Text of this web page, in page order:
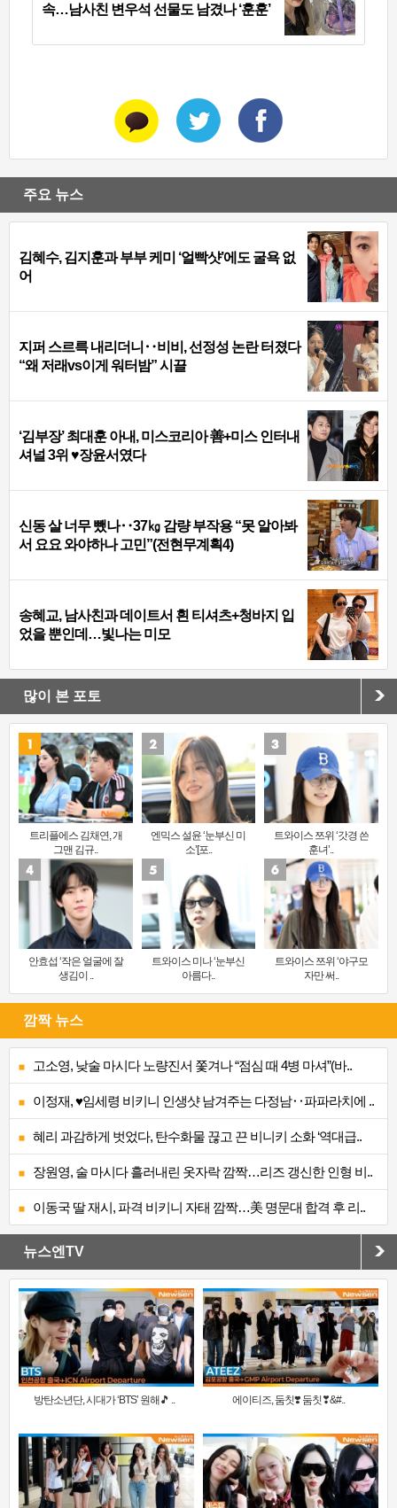
속…남사친 변우석 선물도 남겼나 ‘훈훈’
주요 뉴스
김혜수, 김지훈과 부부 케미 ‘얼빡샷’에도 굴욕 없
어
지퍼 스르륵 내리더니‥비비, 선정성 논란 터졌다
“왜 저래vs이게 워터밤” 시끌
‘김부장’ 최대훈 아내, 미스코리아 善+미스 인터내
셔널 3위 ♥장윤서였다
신동 살 너무 뺐나‥37㎏ 감량 부작용 “못 알아봐
서 요요 와야하나 고민”(전현무계획4)
송혜교, 남사친과 데이트서 흰 티셔츠+청바지 입
었을 뿐인데…빛나는 미모
많이 본 포토
트리플에스 김채연, 개
그맨 김규..
엔믹스 설윤 ‘눈부신 미
소’[포..
트와이스 쯔위 ‘갓경 쓴
훈녀’..
안효섭 ‘작은 얼굴에 잘
생김이 ..
트와이스 미나 ‘눈부신
아름다..
트와이스 쯔위 ‘야구모
자만 써..
깜짝 뉴스
고소영, 낮술 마시다 노량진서 쫓겨나 “점심 때 4병 마셔”(바..
이정재, ♥임세령 비키니 인생샷 남겨주는 다정남‥파파라치에 ..
혜리 과감하게 벗었다, 탄수화물 끊고 끈 비니키 소화 ‘역대급..
장원영, 술 마시다 흘러내린 옷자락 깜짝…리즈 갱신한 인형 비..
이동국 딸 재시, 파격 비키니 자태 깜짝…美 명문대 합격 후 리..
뉴스엔TV
방탄소년단, 시대가 ‘BTS’ 원해🎵 .. 에이티즈, 둠칫❣️ 둠칫❣&#..